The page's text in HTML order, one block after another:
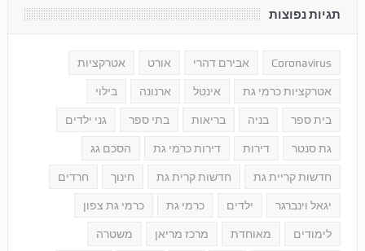
תגיות נפוצות
Coronavirus אבירם דהרי אורט אטרקציות
אטרקציות כרמי גת אינטל ארנונה בילוי
בית ספר בניה בריאות בתי ספר גני ילדים
גת סנטר דירות דירות כרמי גת הסכם גג
חדשות קריית גת חדשות קרית גת חינוך חרדים
יגאל וינברגר ילדים כרמי גת כרמי גת צפון
לימודים מאוחדת מרכז מריאן משטרה